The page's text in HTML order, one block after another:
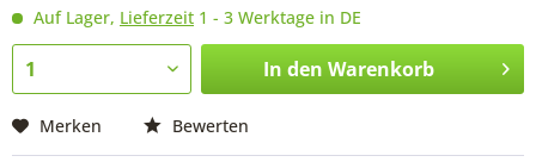
Auf Lager, Lieferzeit 1 - 3 Werktage in DE
In den Warenkorb
Merken Bewerten